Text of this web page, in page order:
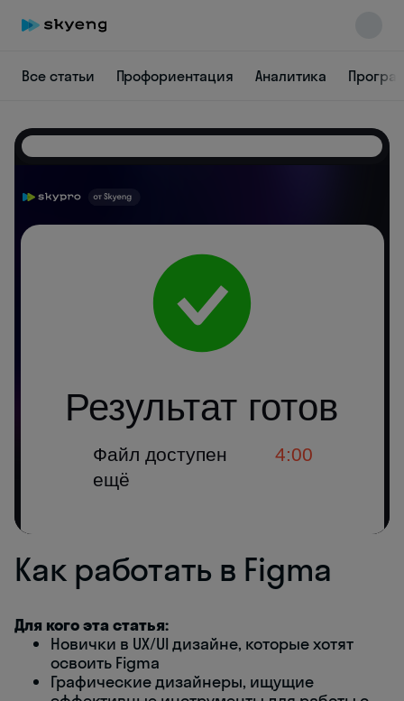
Все статьи Профориентация Аналитика
Как работать в Figma
Для кого эта статья:
Новички в UX/UI дизайне, которые хотят
освоить Figma
Графические дизайнеры, ищущие